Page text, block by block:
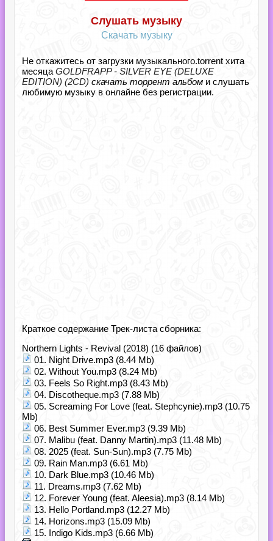
Слушать музыку
Скачать музыку
Не откажитесь от загрузки музыкального.torrent хита
месяца GOLDFRAPP - SILVER EYE (DELUXE
EDITION) (2CD) скачать торрент альбом и слушать
любимую музыку в онлайне без регистрации.
Краткое содержание Трек-листа сборника:
Northern Lights - Revival (2018) (16 файлов)
01. Night Drive.mp3 (8.44 Mb)
02. Without You.mp3 (8.24 Mb)
03. Feels So Right.mp3 (8.43 Mb)
04. Discotheque.mp3 (7.88 Mb)
05. Screaming For Love (feat. Stephcynie).mp3 (10.75
Mb)
06. Best Summer Ever.mp3 (9.39 Mb)
07. Malibu (feat. Danny Martin).mp3 (11.48 Mb)
08. 2025 (feat. Sun-Sun).mp3 (7.75 Mb)
09. Rain Man.mp3 (6.61 Mb)
10. Dark Blue.mp3 (10.46 Mb)
11. Dreams.mp3 (7.62 Mb)
12. Forever Young (feat. Aleesia).mp3 (8.14 Mb)
13. Hello Portland.mp3 (12.27 Mb)
14. Horizons.mp3 (15.09 Mb)
15. Indigo Kids.mp3 (6.66 Mb)